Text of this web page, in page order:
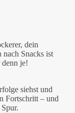
dein
nach Snacks ist
je!
siehst und
Fortschritt – und